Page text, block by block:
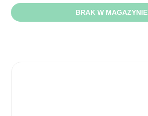
BRAK W MAGAZYNIE